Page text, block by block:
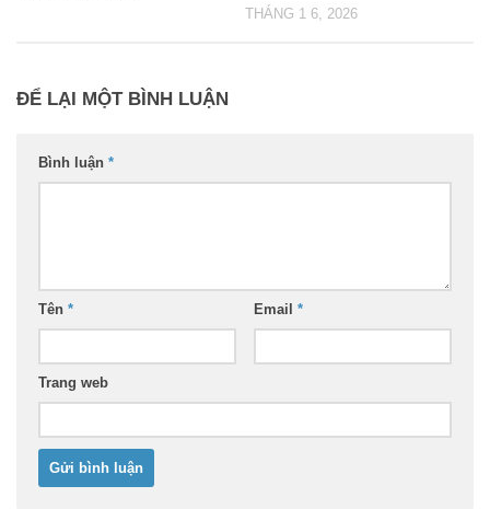
THÁNG 1 6, 2026
ĐỂ LẠI MỘT BÌNH LUẬN
Bình luận *
Tên * Email *
Trang web